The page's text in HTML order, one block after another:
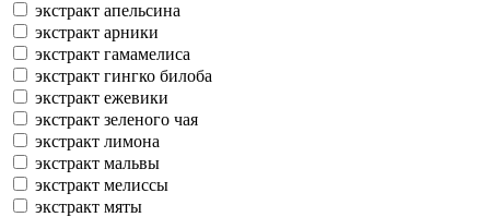
экстракт апельсина
экстракт арники
экстракт гамамелиса
экстракт гингко билоба
экстракт ежевики
экстракт зеленого чая
экстракт лимона
экстракт мальвы
экстракт мелиссы
экстракт мяты